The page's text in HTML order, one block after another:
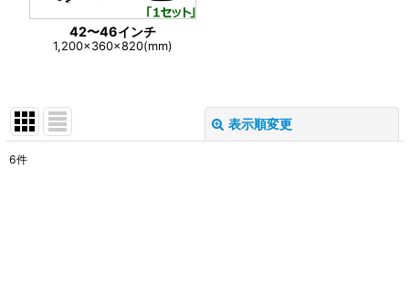
42〜46インチ
1,200×360×820(mm)
表示順変更
6件